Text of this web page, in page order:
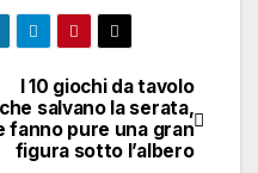
I 10 giochi da tavolo
che salvano la serata,
fanno pure una gran
figura sotto l’albero